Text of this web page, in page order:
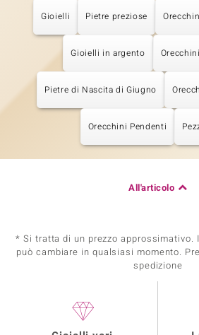
Gioielli Pietre preziose
Gioielli in argento
Pietre di Nascita di Giugno
Orecchini Pendenti
All'articolo
* Si tratta di un prezzo approssimativo.
può cambiare in qualsiasi momento.
spedizione